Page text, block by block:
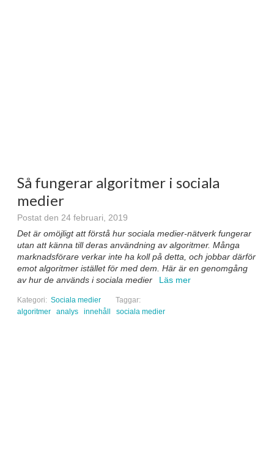
Så fungerar algoritmer i sociala
medier
Postat den 24 februari, 2019
Det är omöjligt att förstå hur sociala medier-nätverk fungerar
utan att känna till deras användning av algoritmer. Många
marknadsförare verkar inte ha koll på detta, och jobbar därför
emot algoritmer istället för med dem. Här är en genomgång
av hur de används i sociala medier
Läs mer
Kategori: Sociala medier
Taggar:
algoritmer
analys innehåll sociala medier